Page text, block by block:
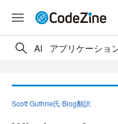
AI アプリケーショ
Scott Guthrie氏 Blog翻訳